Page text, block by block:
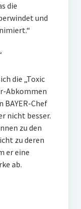
die
und
die „Toxic
Abkommen
BAYER-Chef
nicht besser.
zu den
zu deren
er eine
ab.